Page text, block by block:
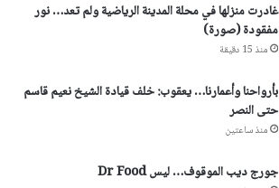
غادرت منزلها في محلة المدينة الرياضية ولم تعد… نور
مفقودة (صورة)
منذ 15 دقيقة
بأرواحنا وأعمارنا… يعقوب: خلف قيادة الشيخ نعيم قاسم
حتى النصر
منذ ساعتين
جورج ديب الموقوف… ليس Dr Food